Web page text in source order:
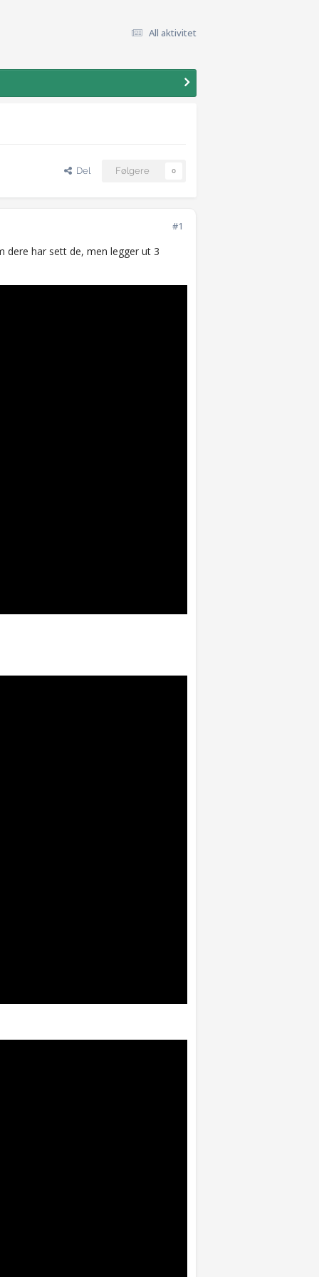
All aktivitet
Del Følgere 0
#1
dere har sett de, men legger ut 3